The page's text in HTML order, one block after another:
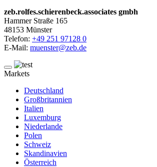
zeb.rolfes.schierenbeck.associates gmbh
Hammer Straße 165
48153 Münster
Telefon: +49 251 97128 0
E-Mail: muenster@zeb.de
Markets
Deutschland
Großbritannien
Italien
Luxemburg
Niederlande
Polen
Schweiz
Skandinavien
Österreich